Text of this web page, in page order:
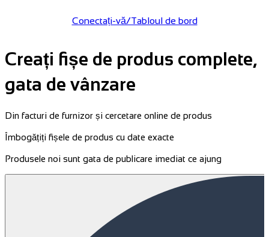
Conectați-vă/Tabloul de bord
Creați fișe de produs complete,
gata de vânzare
Din facturi de furnizor și cercetare online de produs
Îmbogățiți fișele de produs cu date exacte
Produsele noi sunt gata de publicare imediat ce ajung